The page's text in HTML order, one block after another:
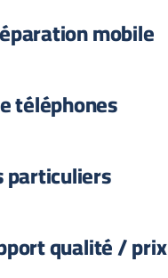
mobile
téléphones
qualité / prix